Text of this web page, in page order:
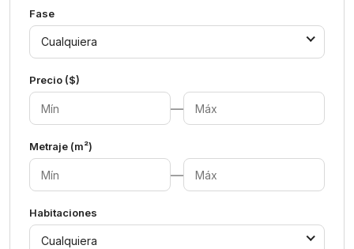
Fase
Cualquiera
Precio ($)
—
Metraje (m²)
—
Habitaciones
Cualquiera